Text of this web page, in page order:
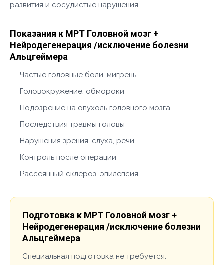
развития и сосудистые нарушения.
Показания к МРТ Головной мозг +
Нейродегенерация /исключение болезни
Альцгеймера
Частые головные боли, мигрень
Головокружение, обмороки
Подозрение на опухоль головного мозга
Последствия травмы головы
Нарушения зрения, слуха, речи
Контроль после операции
Рассеянный склероз, эпилепсия
Подготовка к МРТ Головной мозг +
Нейродегенерация /исключение болезни
Альцгеймера
Специальная подготовка не требуется.